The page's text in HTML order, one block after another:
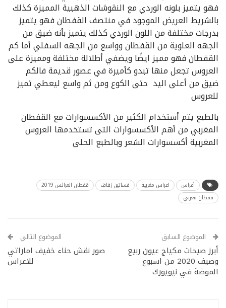
فهو يتميز بلونه الوردي مع النقوشات الذهبية المميزة كذلك
بالشريط العريض الموجود في منتصف القفطان فهو يتميز
بدرجات مختلفة من اللون الوردي كذلك يتميز بأنه ضيق من
الجهه العلوية من القفطان وواسع من الجهه السفلي أما كم
القفطان فهو مميز ايضًا ويضفي أطلالة مختلفة ومميزة على
العروس تجعل منها تبدو كأميرة في عصور قديمة فالكم
ضيق من أعلى اليد حتى الكوع ومن ثم واسع ليعطي تميز
للعروس
بالطبع يتم أستخدام الكثير من الأكسسوارات مع القفطان
المغربي من أهم الأكسسوارات التى تستخدمها العروس
المغربية أكسسوارات الشعر وبالطبع الحلى
أعراس اعراس مغربية فساتين زفاف
قفطان العرائس 2019
قفطان مغربي
الموضوع السابق
أبرز صيحات مكياج عيون ربيع
وصيف 2020 من اسبوع
الموضة في نيويورك
الموضوع التالي
صور نقش حناء خفيف اماراتي
للاعراس